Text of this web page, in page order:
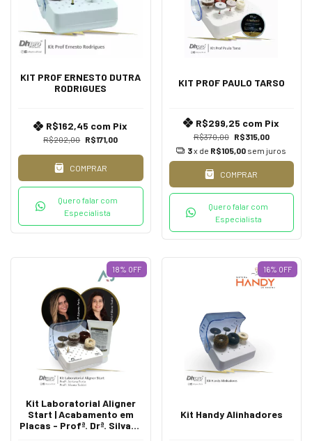
KIT PROF ERNESTO DUTRA
RODRIGUES
R$202,00 R$171,00
R$162,45 com Pix
COMPRAR
Quero falar com
Especialista
KIT PROF PAULO TARSO
R$370,00 R$315,00
R$299,25 com Pix
3x de R$105,00 sem juros
COMPRAR
Quero falar com
Especialista
18% OFF
Kit Laboratorial Aligner
Start | Acabamento em
Placas - Profª. Drª. Silvana
16% OFF
Kit Handy Alinhadores